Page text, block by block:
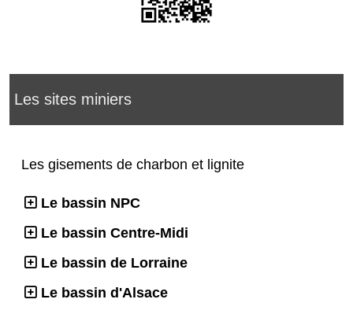
Les sites miniers
Les gisements de charbon et lignite
Le bassin NPC
Le bassin Centre-Midi
Le bassin de Lorraine
Le bassin d'Alsace